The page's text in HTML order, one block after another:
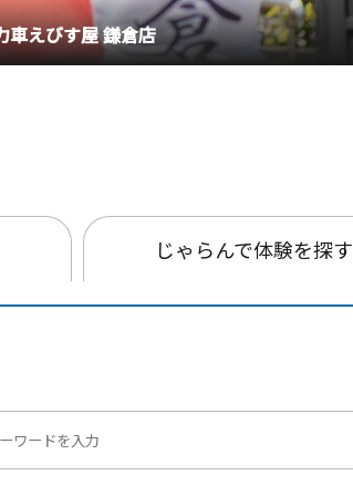
釣り船・丸十丸
じゃらんで体験を探す